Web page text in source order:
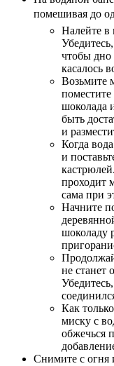
помешивая до
Налейте в
чтобы дно
касалось
Возьмите
поместите
шоколада
быть
и
Когда
и
проходит
сама при
Начните
шоколаду
не станет
Как
миску с
обжечься
Снимите с огня